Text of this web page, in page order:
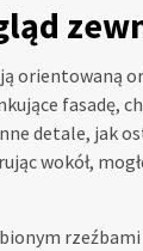
orientowaną
fasadę,
detale, jak
wokół,